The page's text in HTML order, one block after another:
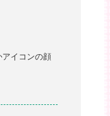
イコンの顔